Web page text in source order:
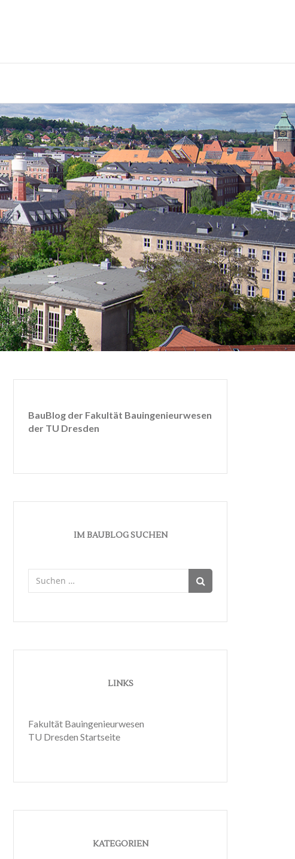
BauBlog der Fakultät Bauingenieurwesen
der TU Dresden
IM BAUBLOG SUCHEN
nach:
LINKS
Fakultät Bauingenieurwesen
TU Dresden Startseite
KATEGORIEN